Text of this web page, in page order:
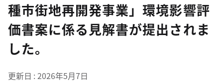
種市街地再開発事業」環境影響評
価書案に係る見解書が提出されま
した。
更新日 2026年5月7日